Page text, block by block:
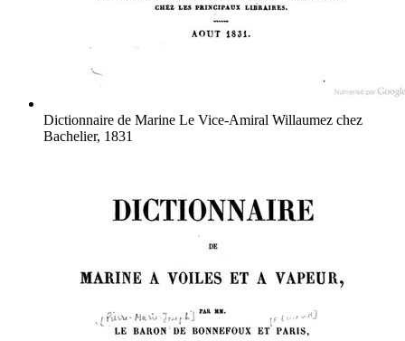
Dictionnaire de Marine Le Vice-Amiral Willaumez chez
Bachelier, 1831